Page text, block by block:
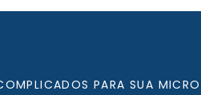
PARA SUA